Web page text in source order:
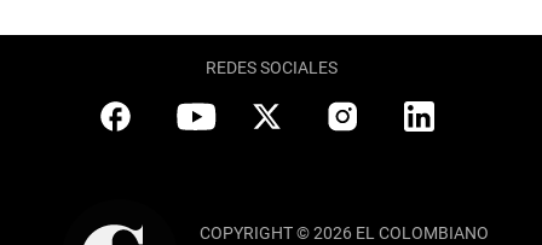
REDES SOCIALES
COPYRIGHT © 2026 EL COLOMBIANO